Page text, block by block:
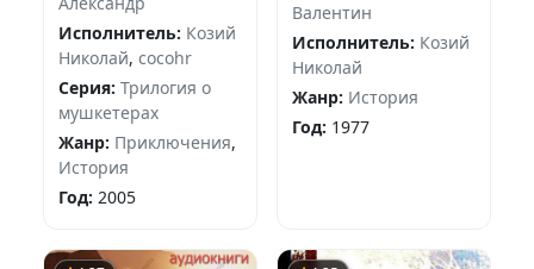
Исполнитель: Козий
Николай, cocohr
Серия: Трилогия о
мушкетерах
Жанр: Приключения,
История
Год: 2005
Валентин
Исполнитель: Козий
Николай
Жанр: История
Год: 1977